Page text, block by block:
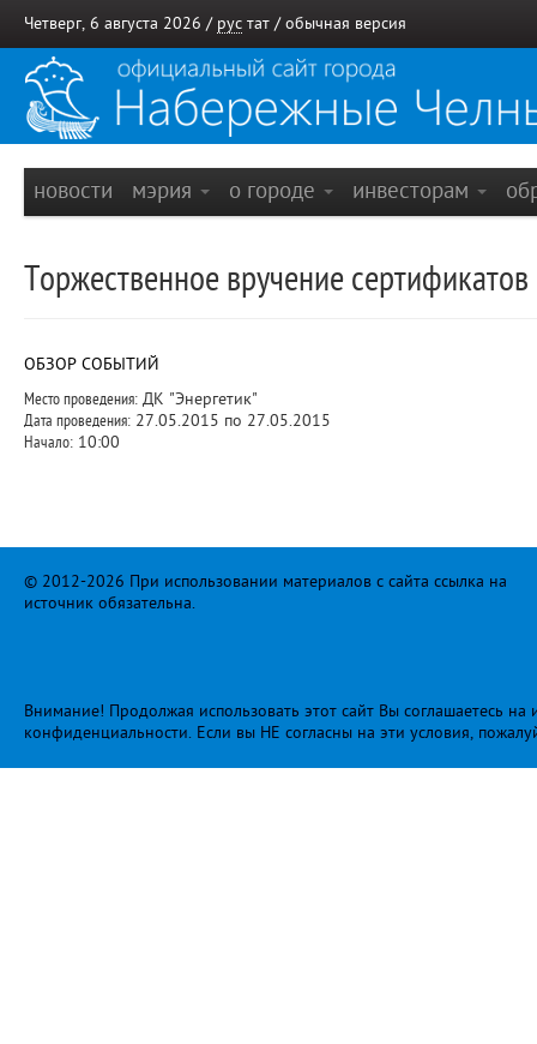
Четверг, 6 августа 2026 / рус тат / обычная версия
новости мэрия о городе инвесторам
Торжественное вручение
ОБЗОР СОБЫТИЙ
Место проведения: ДК "Энергетик"
Дата проведения: 27.05.2015 по 27.05.2015
Начало: 10:00
© 2012-2026 При использовании материалов с сайта ссылка на
источник обязательна.
Внимание! Продолжая использовать этот сайт Вы соглашаетесь
конфиденциальности. Если вы НЕ согласны на эти условия,